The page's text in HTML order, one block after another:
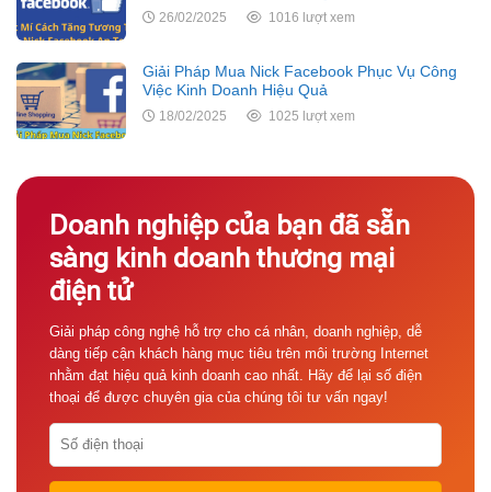
26/02/2025 1016 lượt xem
Giải Pháp Mua Nick Facebook Phục Vụ Công
Việc Kinh Doanh Hiệu Quả
18/02/2025 1025 lượt xem
Doanh nghiệp của bạn đã sẵn
sàng kinh doanh thương mại
điện tử
Giải pháp công nghệ hỗ trợ cho cá nhân, doanh nghiệp, dễ
dàng tiếp cận khách hàng mục tiêu trên môi trường Internet
nhằm đạt hiệu quả kinh doanh cao nhất. Hãy để lại số điện
thoại để được chuyên gia của chúng tôi tư vấn ngay!